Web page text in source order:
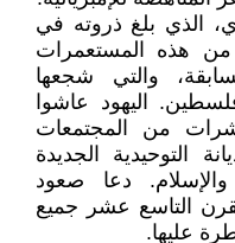
الذي بلغ ذروته في
هذه المستعمرات
والتي شجعها
فلسطين. اليهود عاشوا
من المجتمعات
التوحيدية الجديدة
دعا صعود
التاسع عشر جميع
عليها.